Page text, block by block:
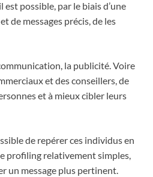
possible, par le biais d’une
de messages précis, de les
la publicité. Voire
et des conseillers, de
et à mieux cibler leurs
de repérer ces individus en
profiling relativement simples,
un message plus pertinent.